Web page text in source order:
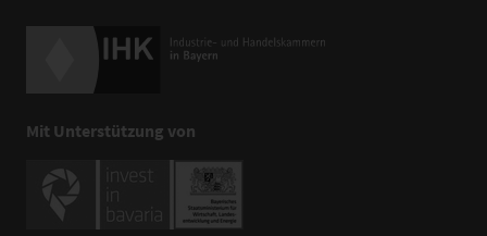
Mit Unterstützung von